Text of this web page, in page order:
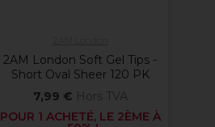
2AM London Soft Gel Tips -
Short Oval Sheer 120 PK
7,99 € Hors TVA
POUR 1 ACHETÉ, LE 2ÈME À